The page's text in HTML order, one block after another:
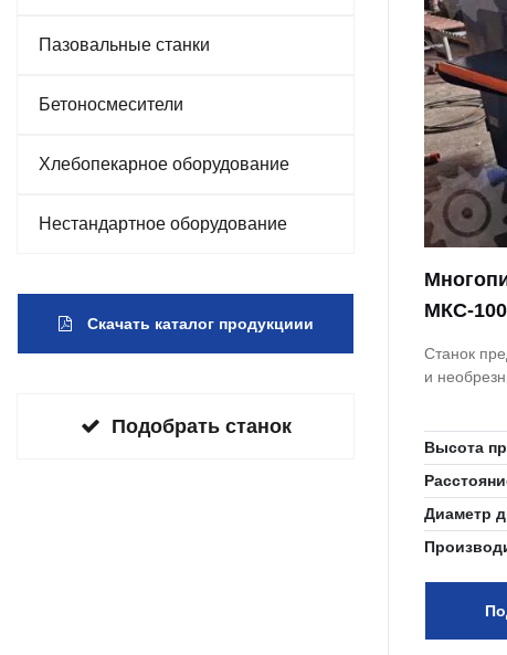
Пазовальные станки
Бетоносмесители
Хлебопекарное оборудование
Нестандартное оборудование
Скачать каталог продукциии
Подобрать станок
МКС-
Станок
и
Высота
Диаметр